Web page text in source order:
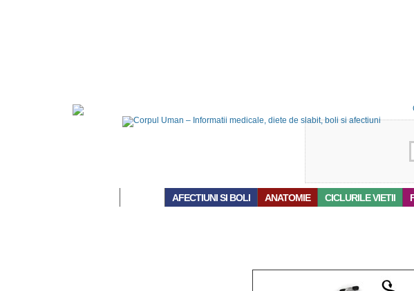
AFECTIUNI SI BOLI ANATOMIE CICLURILE VIETII